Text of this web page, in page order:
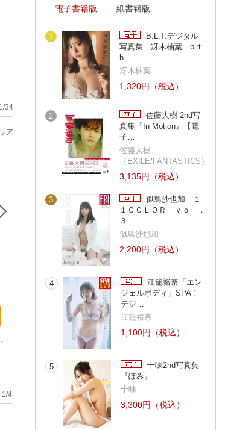
34
ア
大西颯季 杉原杏璃
1 /4
電子書籍版 紙書籍版
1
B.L.T.デジタル
写真集 冴木柚葉 birt
h.
冴木柚葉
1,320円（税込）
2
佐藤大樹 2nd写
真集『In Motion』【電
子…
佐藤大樹
（EXILE/FANTASTICS）
3,135円（税込）
3
似鳥沙也加 １
１ＣＯＬＯＲ ｖｏｌ．
３…
似鳥沙也加
2,200円（税込）
4
江籠裕奈「エン
ジェルボディ」SPA！
デジ…
江籠裕奈
1,100円（税込）
5
十味2nd写真集
『ぽみ』
十味
3,300円（税込）